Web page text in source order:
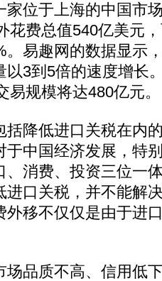
家位于上海的中国市
花费总值540亿美元
。易趣网的数据显示
以3到5倍的速度增长
规模将达480亿元。
降低进口关税在内
于中国经济发展，特
、消费、投资三位一
进口关税，并不能解
外移不仅仅是由于进
品质不高、信用低